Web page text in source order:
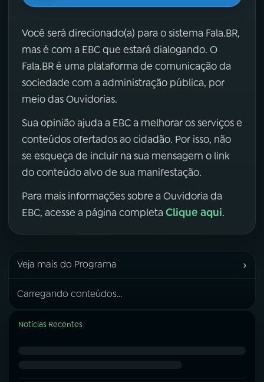
Você será direcionado(a) para o sistema Fala.BR,
mas é com a EBC que estará dialogando. O
Fala.BR é uma plataforma de comunicação da
sociedade com a administração pública, por
meio das Ouvidorias.
Sua opinião ajuda a EBC a melhorar os serviços e
conteúdos ofertados ao cidadão. Por isso, não
se esqueça de incluir na sua mensagem o link
do conteúdo alvo de sua manifestação.
Para mais informações sobre a Ouvidoria da
EBC, acesse a página completa Clique aqui.
Veja mais do Programa ›
Carregando conteúdos...
Notícias Recentes